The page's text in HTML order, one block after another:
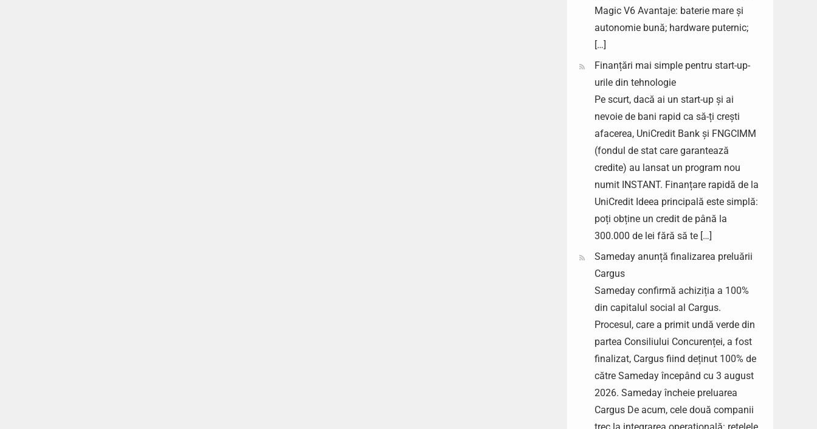
Magic V6 Avantaje: baterie mare și
autonomie bună; hardware puternic;
[…]
Finanțări mai simple pentru start-up-
urile din tehnologie
Pe scurt, dacă ai un start-up și ai
nevoie de bani rapid ca să-ți crești
afacerea, UniCredit Bank și FNGCIMM
(fondul de stat care garantează
credite) au lansat un program nou
numit INSTANT. Finanțare rapidă de la
UniCredit Ideea principală este simplă:
poți obține un credit de până la
300.000 de lei fără să te […]
Sameday anunță finalizarea preluării
Cargus
Sameday confirmă achiziția a 100%
din capitalul social al Cargus.
Procesul, care a primit undă verde din
partea Consiliului Concurenței, a fost
finalizat, Cargus fiind deținut 100% de
către Sameday începând cu 3 august
2026. Sameday încheie preluarea
Cargus De acum, cele două companii